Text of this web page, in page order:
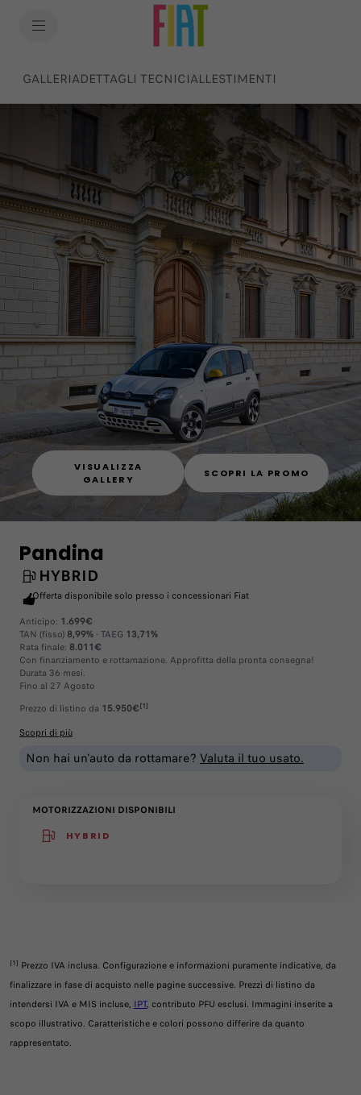
GALLERIADETTAGLI TECNICIALLESTIMENTI
VISUALIZZA
GALLERY
SCOPRI LA PROMO
Pandina
HYBRID
Offerta disponibile solo presso i concessionari Fiat
Anticipo: 1.699€
TAN (fisso) 8,99%- TAEG 13,71%
Rata finale: 8.011€
Con finanziamento e rottamazione. Approfitta della pronta consegna!
Durata 36 mesi.
Fino al 27 Agosto
Prezzo di listino da 15.950€[1]
Scopri di più
Non hai un'auto da rottamare? Valuta il tuo usato.
MOTORIZZAZIONI DISPONIBILI
HYBRID
[1] Prezzo IVA inclusa. Configurazione e informazioni puramente indicative, da
finalizzare in fase di acquisto nelle pagine successive. Prezzi di listino da
intendersi IVA e MIS incluse, IPT, contributo PFU esclusi. Immagini inserite a
scopo illustrativo. Caratteristiche e colori possono differire da quanto
rappresentato.